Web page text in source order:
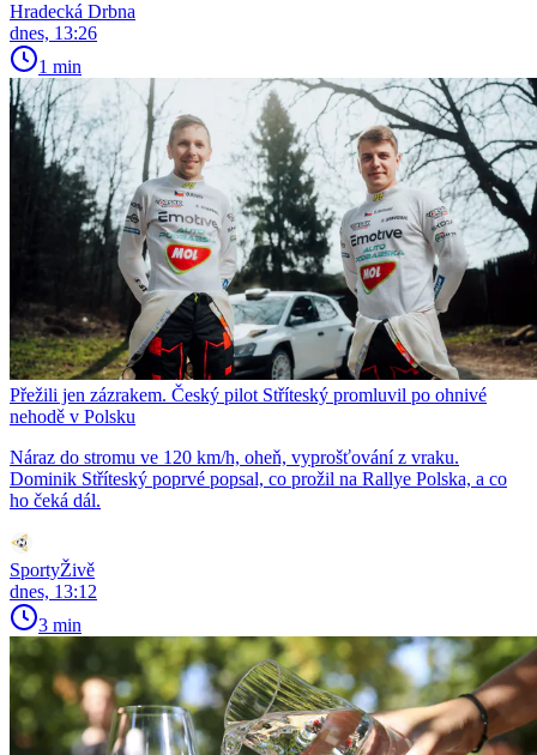
Hradecká Drbna
dnes, 13:26
1 min
Přežili jen zázrakem. Český pilot Stříteský promluvil po ohnivé
nehodě v Polsku
Náraz do stromu ve 120 km/h, oheň, vyprošťování z vraku.
Dominik Stříteský poprvé popsal, co prožil na Rallye Polska, a co
ho čeká dál.
SportyŽivě
dnes, 13:12
3 min